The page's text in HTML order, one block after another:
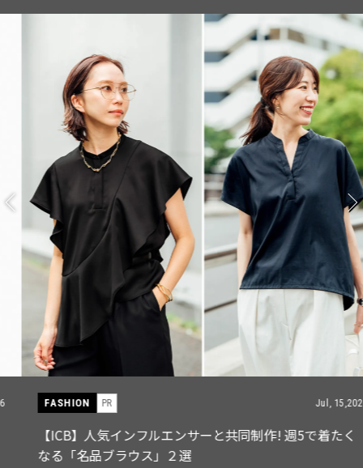
FASHION PR Jul, 15,2026
【ICB】人気インフルエンサーと共同制作! 週5で着たく
なる「名品ブラウス」２選